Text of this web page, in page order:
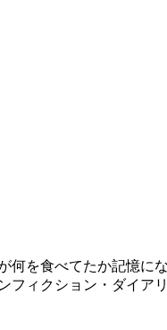
何を食べてたか記憶に
ィクション・ダイア